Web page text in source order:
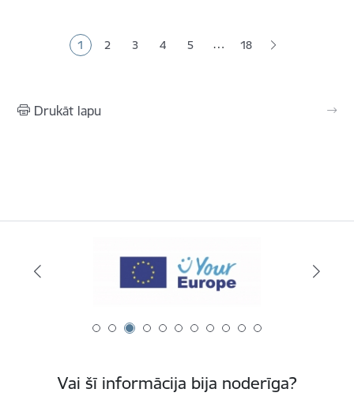
Pašreizējā lapa
1 Lapa
2 Lapa
3 Lapa
4 Lapa
5 … 18
Drukāt lapu
Vai šī informācija bija noderīga?